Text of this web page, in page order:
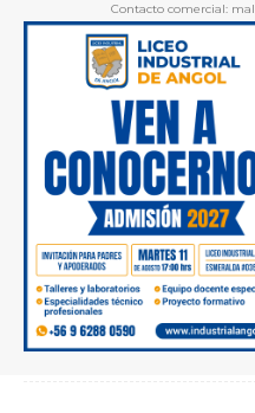
Contacto comercial: